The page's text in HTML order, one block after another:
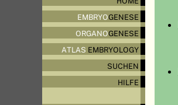
EMBRYOGENESE
ORGANOGENESE
ATLAS EMBRYOLOGY
SUCHEN
HILFE